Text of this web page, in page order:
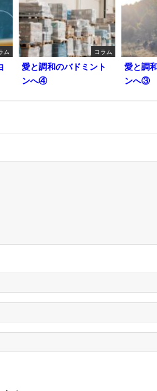
ム コラム
愛と調和のバドミント
ンへ④
愛と調
ンへ③